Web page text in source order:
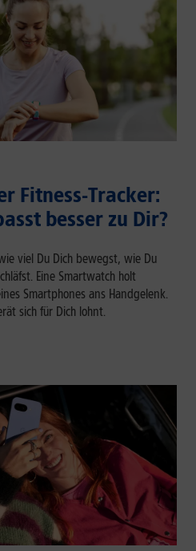
Fitness-Tracker:
besser zu Dir?
viel Du Dich bewegst, wie Du
Eine Smartwatch holt
Smartphones ans Handgelenk.
sich für Dich lohnt.